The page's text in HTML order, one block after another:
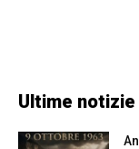
Ultime notizie